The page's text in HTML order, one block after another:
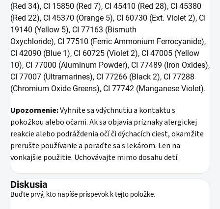
(Red 34), CI 15850 (Red 7), CI 45410 (Red 28), CI 45380
(Red 22), CI 45370 (Orange 5), CI 60730 (Ext. Violet 2), CI
19140 (Yellow 5), CI 77163 (Bismuth
Oxychloride), CI 77510 (Ferric Ammonium Ferrocyanide),
CI 42090 (Blue 1), CI 60725 (Violet 2), CI 47005 (Yellow
10), CI 77000 (Aluminum Powder), CI 77489 (Iron Oxides),
CI 77007 (Ultramarines), CI 77266 (Black 2), CI 77288
(Chromium Oxide Greens), CI 77742 (Manganese Violet).
Upozornenie:Vyhnite sa vdýchnutiu a kontaktu s
pokožkou alebo očami. Ak sa objavia príznaky alergickej
reakcie alebo podráždenia očí či dýchacích ciest, okamžite
prerušte používanie a poraďte sa s lekárom. Len na
vonkajšie použitie. Uchovávajte mimo dosahu detí.
Diskusia
Buďte prvý, kto napíše príspevok k tejto položke.